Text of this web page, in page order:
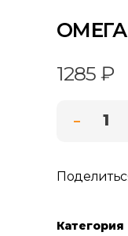
ОМЕГА
1285 ₽
Категория